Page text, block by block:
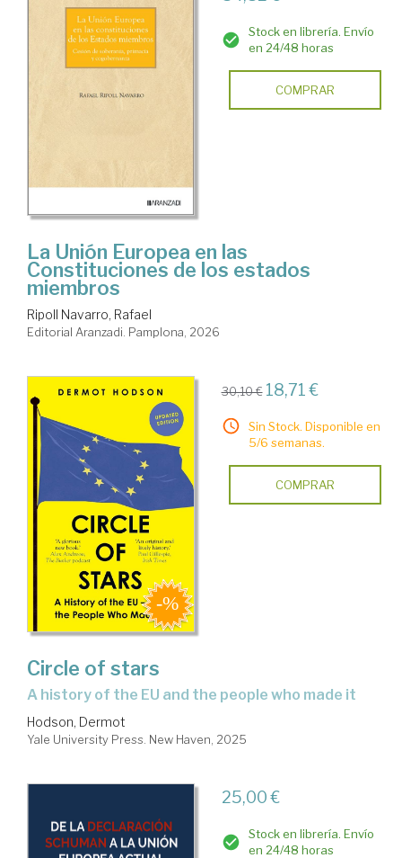
Stock en librería. Envío
en 24/48 horas
COMPRAR
La Unión Europea en las
Constituciones de los estados
miembros
Ripoll Navarro, Rafael
Editorial Aranzadi. Pamplona, 2026
30,10 € 18,71 €
Sin Stock. Disponible en
5/6 semanas.
COMPRAR
Circle of stars
a history of the EU and the people who made it
Hodson, Dermot
Yale University Press. New Haven, 2025
25,00 €
Stock en librería. Envío
en 24/48 horas